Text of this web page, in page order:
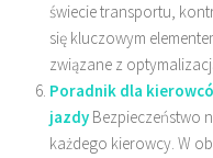
świecie transportu,
się kluczowym
związane z
Poradnik dla
jazdy Bezpieczeństwo
każdego kierowcy. W